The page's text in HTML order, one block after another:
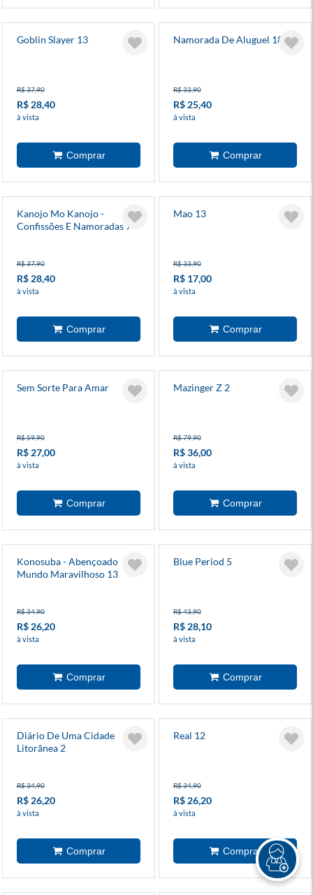
Goblin Slayer 13
R$ 37,90
R$ 28,40
à vista
Namorada De Aluguel 18
R$ 33,90
R$ 25,40
à vista
Kanojo Mo Kanojo -
Confissões E Namoradas 7
R$ 37,90
R$ 28,40
à vista
Mao 13
R$ 33,90
R$ 17,00
à vista
Sem Sorte Para Amar
R$ 59,90
R$ 27,00
à vista
Mazinger Z 2
R$ 79,90
R$ 36,00
à vista
Konosuba - Abençoado
Mundo Maravilhoso 13
R$ 34,90
R$ 26,20
à vista
Blue Period 5
R$ 43,90
R$ 28,10
à vista
Diário De Uma Cidade
Litorânea 2
R$ 34,90
R$ 26,20
à vista
Real 12
R$ 34,90
R$ 26,20
à vista